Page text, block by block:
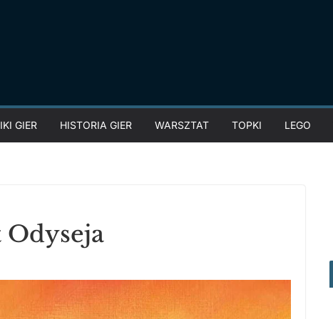
GIER HISTORIA GIER WARSZTAT TOPKI LEGO
Odyseja